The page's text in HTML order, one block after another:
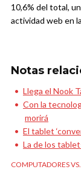
10,6% del total,
actividad web en
Notas
Llega el Nook
Con la
morirá
El tablet
La de los
COMPUTADORES